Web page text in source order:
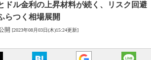
ドル金利の上昇材料が続く、
リスク回避
らつく相場展開
開 [2023年08月03日(木)15:24更新]